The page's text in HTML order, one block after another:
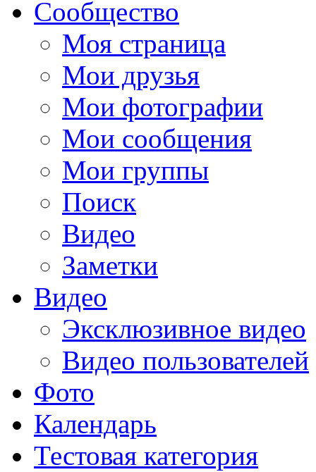
Сообщество
Моя страница
Мои друзья
Мои фотографии
Мои сообщения
Мои группы
Поиск
Видео
Заметки
Видео
Эксклюзивное видео
Видео пользователей
Фото
Календарь
Тестовая категория